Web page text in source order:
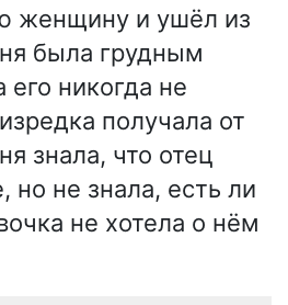
женщину и ушёл из
была грудным
никогда не
получала от
знала, что отец
но не знала, есть ли
не хотела о нём